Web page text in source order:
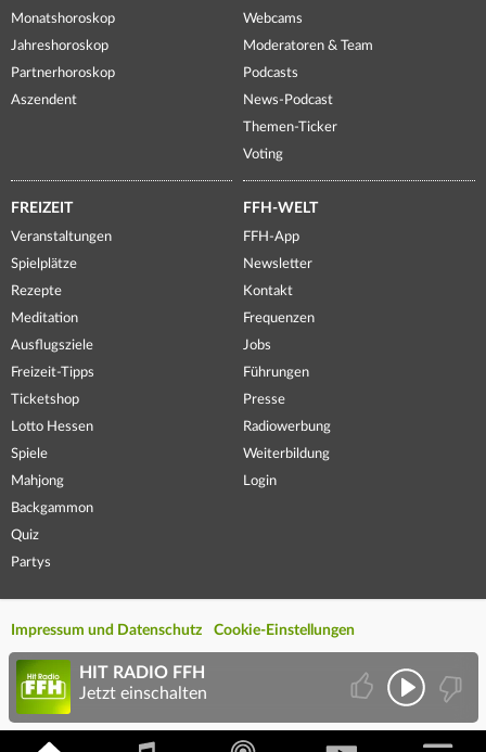
Monatshoroskop
Jahreshoroskop
Partnerhoroskop
Aszendent
Webcams
Moderatoren & Team
Podcasts
News-Podcast
Themen-Ticker
Voting
FREIZEIT
Veranstaltungen
Spielplätze
Rezepte
Meditation
Ausflugsziele
Freizeit-Tipps
Ticketshop
Lotto Hessen
Spiele
Mahjong
Backgammon
Quiz
Partys
FFH-WELT
FFH-App
Newsletter
Kontakt
Frequenzen
Jobs
Führungen
Presse
Radiowerbung
Weiterbildung
Login
Impressum und Datenschutz Cookie-Einstellungen
HIT RADIO FFH
Jetzt einschalten